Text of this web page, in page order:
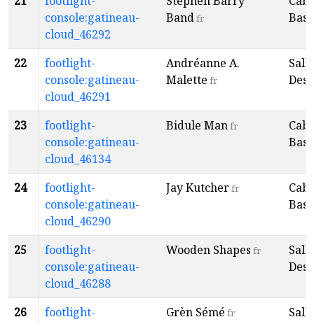
console:gatineau-
cloud_46292
Bandfr
22
footlight-
console:gatineau-
cloud_46291
Andréanne A.
Malette fr
23
footlight-
console:gatineau-
cloud_46134
Bidule Manfr
24
footlight-
console:gatineau-
cloud_46290
Jay Kutcherfr
25
footlight-
console:gatineau-
cloud_46288
Wooden Shapes fr
26
footlight-
Grèn Sémé fr